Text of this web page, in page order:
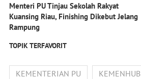
Menteri PU Tinjau Sekolah Rakyat
Kuansing Riau, Finishing Dikebut Jelang
Rampung
TOPIK TERFAVORIT
KEMENTERIAN PU KEMENHUB